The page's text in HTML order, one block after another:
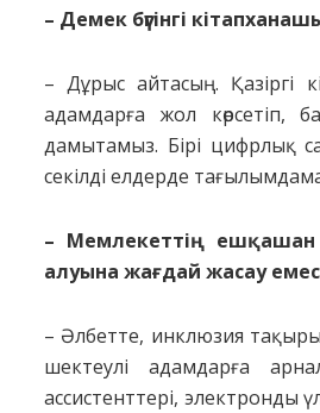
– Демек бүгінгі
– Дұрыс айтасың. Қазіргі
адамдарға жол көрсетіп,
дамытамыз. Бірі цифрлық
секілді елдерде
– Мемлекеттің ешқашан
алуына жағ­дай жасау
– Әлбетте, инклюзия
шектеулі адамдарға
ассистенттері, электронды